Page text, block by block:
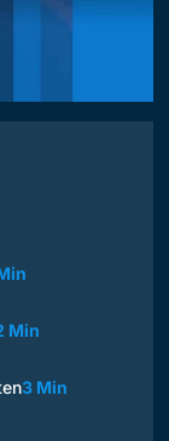
Min
3 Min